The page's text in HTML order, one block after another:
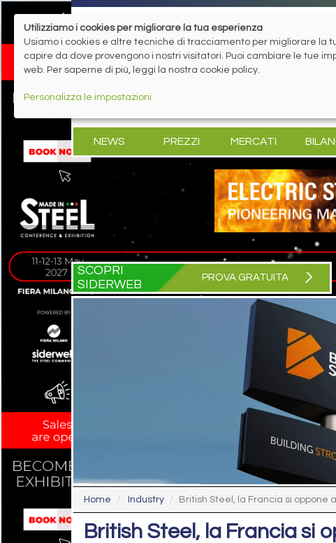
NEWS PREZZI MERCATI
SCOPRI
SIDERWEB
PROVA GRATUITA
Home Industry British Steel, la Francia si oppone
British Steel, la Francia si
Utilizziamo i cookies per migliorare la tua esperienza
Usiamo i cookies e altre tecniche di tracciamento per migliorare la
capire da dove provengono i nostri visitatori. Puoi cambiare le tue
web. Per saperne di più, leggi la nostra cookie policy.
Personalizza le impostazioni